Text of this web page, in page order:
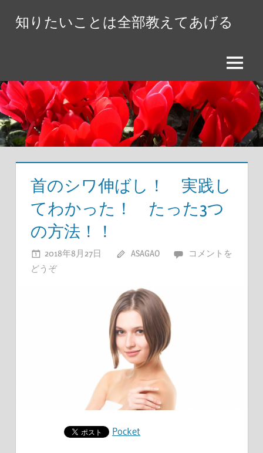
へ
ス
キ
ッ
知りたいことは全部教えてあげる
メ
ニ
ュ
ー
首のシワ伸ばし！ 実践し
てわかった！ たった3つ
の方法！！
2018年8月27日 ASAGAO
コメントを
どうぞ
Pocket